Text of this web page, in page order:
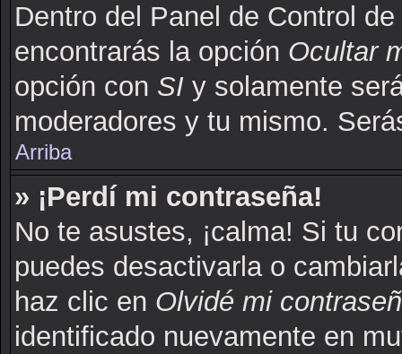
Dentro del Panel de Control
encontrarás la opción Ocultar
opción con SI y solamente
moderadores y tu mismo.
Arriba
» ¡Perdí mi contraseña!
No te asustes, ¡calma! Si tu
puedes desactivarla o
haz clic en Olvidé mi
identificado nuevamente en